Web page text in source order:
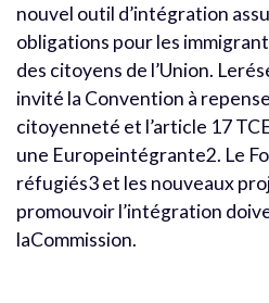
nouvel outil d’intégration
obligations pour les
des citoyens de l’Union.
invité la Convention à
citoyenneté et l’article 17
une Europeintégrante2. Le
réfugiés3 et les nouveaux
promouvoir l’intégration
laCommission.